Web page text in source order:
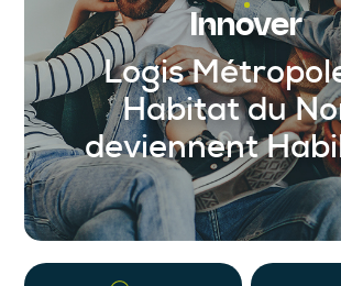
Innover
Logis
Habitat du
deviennent